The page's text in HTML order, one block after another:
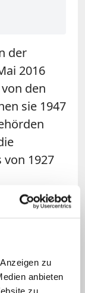
zu
anbieten
zu
der
2016
den
sie 1947
1927
aber
vollendet